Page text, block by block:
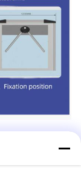
AKT303 è un
prestazione